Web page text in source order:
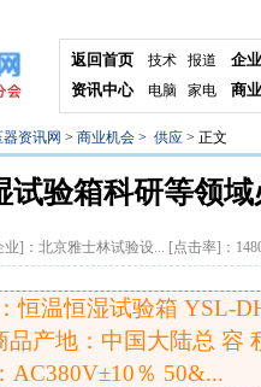
返回首页 技术 报道
企
资讯中心
电脑 家电 商
资讯网 > 商业机会 > 供应 > 正文
试验箱科研等领
]： 北京雅士林试验设... [点击率]：
恒温恒湿试验箱 YSL-
产地：中国大陆总 容
AC380V±10％ 50&...